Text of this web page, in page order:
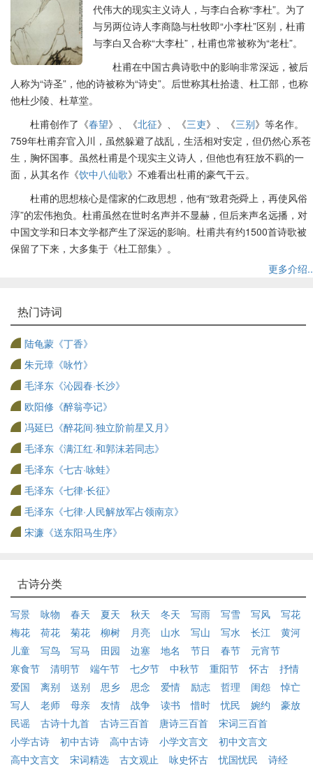
代伟大的现实主义诗人，与李白合称“李杜”。为了
与另两位诗人李商隐与杜牧即“小李杜”区别，杜甫
与李白又合称“大李杜”，杜甫也常被称为“老杜”。
杜甫在中国古典诗歌中的影响非常深远，被后
人称为“诗圣”，他的诗被称为“诗史”。后世称其杜拾遗、杜工部，也称
他杜少陵、杜草堂。
杜甫创作了《春望》、《北征》、《三吏》、《三别》等名作。
759年杜甫弃官入川，虽然躲避了战乱，生活相对安定，但仍然心系苍
生，胸怀国事。虽然杜甫是个现实主义诗人，但他也有狂放不羁的一
面，从其名作《饮中八仙歌》不难看出杜甫的豪气干云。
杜甫的思想核心是儒家的仁政思想，他有“致君尧舜上，再使风俗
淳”的宏伟抱负。杜甫虽然在世时名声并不显赫，但后来声名远播，对
中国文学和日本文学都产生了深远的影响。杜甫共有约1500首诗歌被
保留了下来，大多集于《杜工部集》。
更多介绍..
热门诗词
陆龟蒙《丁香》
朱元璋《咏竹》
毛泽东《沁园春·长沙》
欧阳修《醉翁亭记》
冯延巳《醉花间·独立阶前星又月》
毛泽东《满江红·和郭沫若同志》
毛泽东《七古·咏蛙》
毛泽东《七律·长征》
毛泽东《七律·人民解放军占领南京》
宋濂《送东阳马生序》
古诗分类
写景 咏物 春天 夏天 秋天 冬天 写雨 写雪 写风
写花
梅花
荷花 菊花 柳树 月亮 山水 写山 写水 长江
黄河
儿童
写鸟 写马 田园 边塞 地名 节日 春节
元宵节
寒食节
清明节 端午节 七夕节 中秋节 重阳节 怀古
抒情
爱国
离别 送别 思乡 思念 爱情 励志 哲理 闺怨
悼亡
写人
老师 母亲 友情 战争 读书 惜时 忧民 婉约
豪放
民谣
古诗十九首 古诗三百首 唐诗三百首
宋词三百首
小学古诗
初中古诗 高中古诗 小学文言文
初中文言文
高中文言文
宋词精选 古文观止 咏史怀古 忧国忧民 诗经